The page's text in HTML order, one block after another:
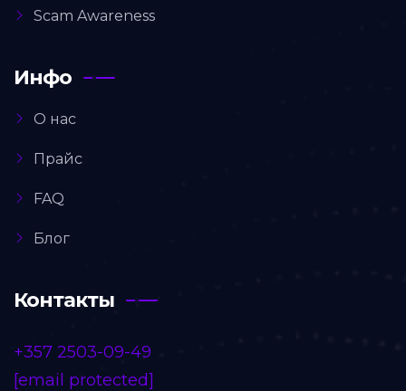
Scam Awareness
Инфо
О нас
Прайс
FAQ
Блог
Контакты
+357 2503-09-49
[email protected]